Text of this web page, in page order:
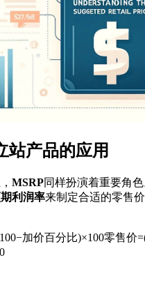
站产品的应用
MSRP同样扮演着重要角
利润率来制定合适的零售
加价百分比)×100零售价=